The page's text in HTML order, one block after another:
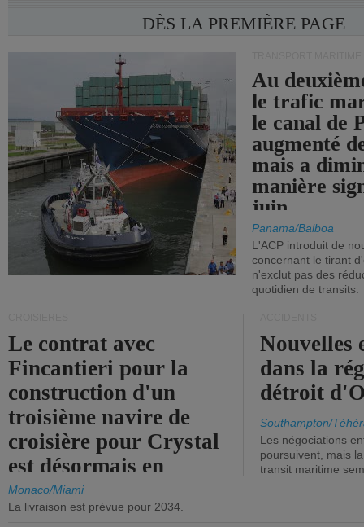
DÈS LA PREMIÈRE PAGE
Au
le trafic
le canal de
augmenté
mais a
manière
juin.
Panama/Balboa
L'ACP introduit de
concernant le tirant
n'exclut pas des
quotidien de transits.
Le contrat avec
Fincantieri pour la
construction d'un
troisième navire de
croisière pour Crystal
est désormais en
vigueur.
Monaco/Miami
La livraison est prévue pour 2034.
Nouvelles
dans la
détroit
Southampton/
Les négociations
poursuivent, mais
transit maritime